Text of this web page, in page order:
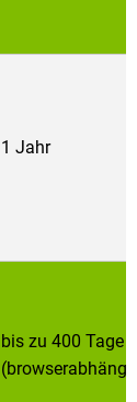
1 Jahr
bis zu 400 Tage